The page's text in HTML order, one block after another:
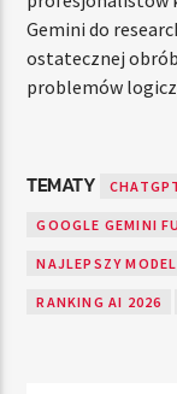
Gemini do
ostatecznej
problemów
TEMATY
GOOGLE GEMINI
NAJLEPSZY
RANKING AI 2026